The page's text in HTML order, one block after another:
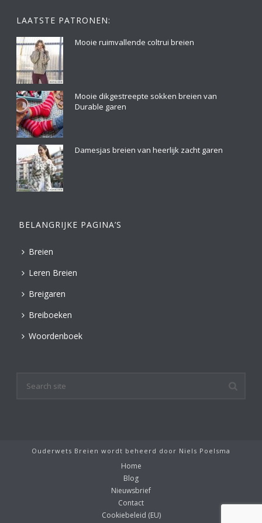
LAATSTE PATRONEN:
Mooie ruimvallende coltrui breien
Mooie dikgestreepte sokken breien van
Durable garen
Damesjas breien van heerlijk zacht garen
BELANGRIJKE PAGINA’S
Breien
Leren Breien
Breigaren
Breiboeken
Woordenboek
Ouderwets Breien wordt beheerd door Niels Poelsma
Home
Blog
Nieuwsbrief
Contact
Cookiebeleid (EU)